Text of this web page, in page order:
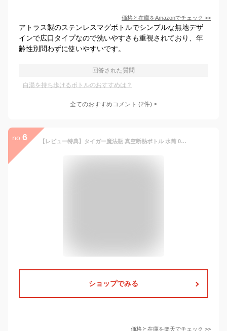
価格と在庫をAmazonでチェック >>
アトラス製のステンレスマグボトルでシンプルな無地デザ
インで広口タイプなので洗いやすさも重視されており、年
齢性別問わずに使いやすいです。
回答された質問
白湯を持ち歩けるボトルのおすすめは？
全てのおすすめコメント (2件) >
no. 6 【レビュー特典】タイガー魔法瓶 真空断熱ボトル 水筒 0.88L マグ 食洗機 直飲み ワンプッシュ MTR-W088 保冷 保温 広口 食洗機 おしゃれ メンズ 女子 子供 温かい飲み物 洗いやすい スポーツドリンク お湯 白湯 軽い 軽量 食洗機対応
ショップでみる
価格と在庫を楽天でチェック >>